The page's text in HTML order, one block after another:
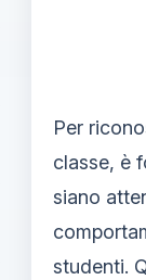
Per
classe, è
siano
studenti.